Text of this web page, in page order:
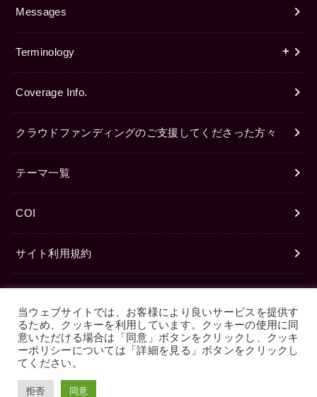
Messages
Terminology
Coverage Info.
クラウドファンディングのご支援してくださった方々
テーマ一覧
COI
サイト利用規約
© 2026 LUMEDIA (ルメディア) All Rights Reserved.
当ウェブサイトでは、お客様により良いサービスを提供す
るため、クッキーを利用しています。クッキーの使用に同
意いただける場合は「同意」ボタンをクリックし、クッキ
ーポリシーについては「詳細を見る」ボタンをクリックし
てください。
拒否 同意